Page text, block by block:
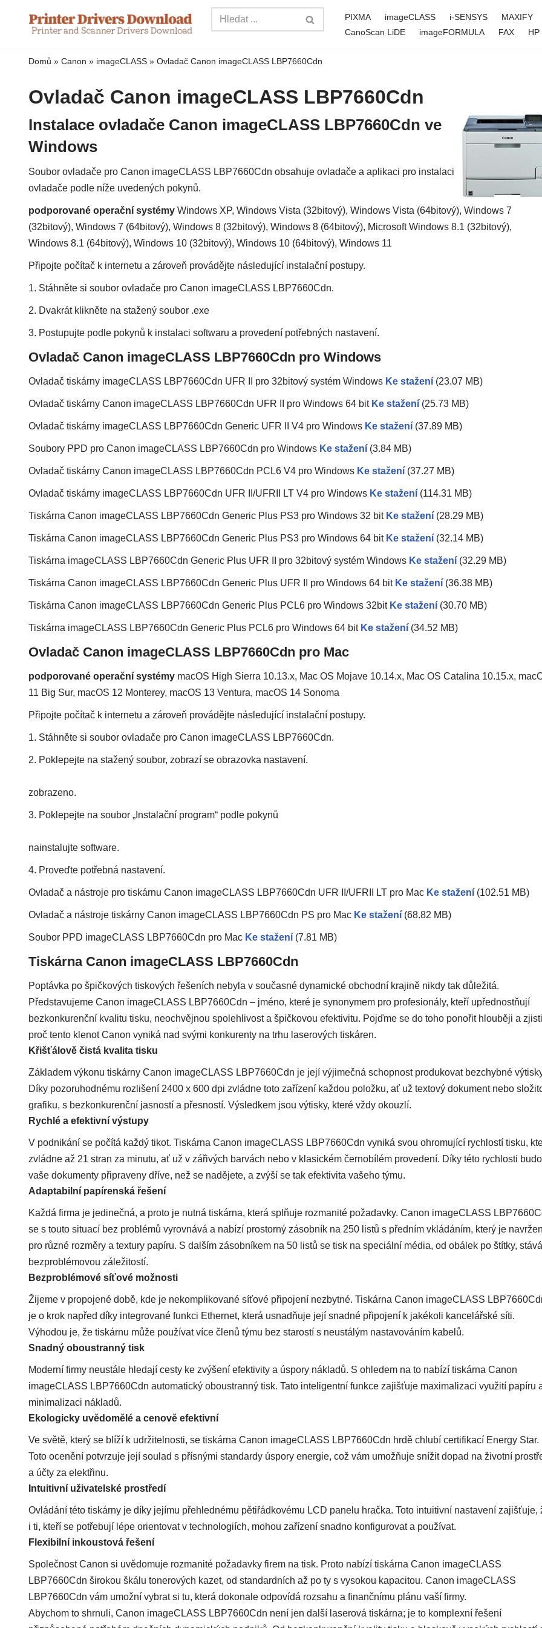
obsah
PIXMA imageCLASS i-SENSYS
MAXIFY
CanoScan LiDE
imageFORMULA FAX HP
Domů » Canon » imageCLASS » Ovladač Canon imageCLASS LBP7660Cdn
Ovladač Canon imageCLASS LBP7660Cdn
Instalace ovladače Canon imageCLASS LBP7660Cdn ve
Windows
Soubor ovladače pro Canon imageCLASS LBP7660Cdn obsahuje ovladače a aplikaci pro instalaci
ovladače podle níže uvedených pokynů.
podporované operační systémy Windows XP, Windows Vista (32bitový), Windows Vista (64bitový), Windows 7
(32bitový), Windows 7 (64bitový), Windows 8 (32bitový), Windows 8 (64bitový), Microsoft Windows 8.1 (32bitový),
Windows 8.1 (64bitový), Windows 10 (32bitový), Windows 10 (64bitový), Windows 11
Připojte počítač k internetu a zároveň provádějte následující instalační postupy.
1. Stáhněte si soubor ovladače pro Canon imageCLASS LBP7660Cdn.
2. Dvakrát klikněte na stažený soubor .exe
3. Postupujte podle pokynů k instalaci softwaru a provedení potřebných nastavení.
Ovladač Canon imageCLASS LBP7660Cdn pro Windows
Ovladač tiskárny imageCLASS LBP7660Cdn UFR II pro 32bitový systém Windows Ke stažení (23.07 MB)
Ovladač tiskárny Canon imageCLASS LBP7660Cdn UFR II pro Windows 64 bit Ke stažení (25.73 MB)
Ovladač tiskárny imageCLASS LBP7660Cdn Generic UFR II V4 pro Windows Ke stažení (37.89 MB)
Soubory PPD pro Canon imageCLASS LBP7660Cdn pro Windows Ke stažení (3.84 MB)
Ovladač tiskárny Canon imageCLASS LBP7660Cdn PCL6 V4 pro Windows Ke stažení (37.27 MB)
Ovladač tiskárny imageCLASS LBP7660Cdn UFR II/UFRII LT V4 pro Windows Ke stažení (114.31 MB)
Tiskárna Canon imageCLASS LBP7660Cdn Generic Plus PS3 pro Windows 32 bit Ke stažení (28.29 MB)
Tiskárna Canon imageCLASS LBP7660Cdn Generic Plus PS3 pro Windows 64 bit Ke stažení (32.14 MB)
Tiskárna imageCLASS LBP7660Cdn Generic Plus UFR II pro 32bitový systém Windows Ke stažení (32.29 MB)
Tiskárna Canon imageCLASS LBP7660Cdn Generic Plus UFR II pro Windows 64 bit Ke stažení (36.38 MB)
Tiskárna Canon imageCLASS LBP7660Cdn Generic Plus PCL6 pro Windows 32bit Ke stažení (30.70 MB)
Tiskárna imageCLASS LBP7660Cdn Generic Plus PCL6 pro Windows 64 bit Ke stažení (34.52 MB)
Ovladač Canon imageCLASS LBP7660Cdn pro Mac
podporované operační systémy macOS High Sierra 10.13.x, Mac OS Mojave 10.14.x, Mac OS Catalina 10.15.x,
11 Big Sur, macOS 12 Monterey, macOS 13 Ventura, macOS 14 Sonoma
Připojte počítač k internetu a zároveň provádějte následující instalační postupy.
1. Stáhněte si soubor ovladače pro Canon imageCLASS LBP7660Cdn.
2. Poklepejte na stažený soubor, zobrazí se obrazovka nastavení.
zobrazeno.
3. Poklepejte na soubor „Instalační program“ podle pokynů
nainstalujte software.
4. Proveďte potřebná nastavení.
Ovladač a nástroje pro tiskárnu Canon imageCLASS LBP7660Cdn UFR II/UFRII LT pro Mac Ke stažení (102.51 MB)
Ovladač a nástroje tiskárny Canon imageCLASS LBP7660Cdn PS pro Mac Ke stažení (68.82 MB)
Soubor PPD imageCLASS LBP7660Cdn pro Mac Ke stažení (7.81 MB)
Tiskárna Canon imageCLASS LBP7660Cdn
Poptávka po špičkových tiskových řešeních nebyla v současné dynamické obchodní krajině nikdy tak důležitá.
Představujeme Canon imageCLASS LBP7660Cdn – jméno, které je synonymem pro profesionály, kteří upřednostňují
bezkonkurenční kvalitu tisku, neochvějnou spolehlivost a špičkovou efektivitu. Pojďme se do toho ponořit hlouběji a
proč tento klenot Canon vyniká nad svými konkurenty na trhu laserových tiskáren.
Křišťálově čistá kvalita tisku
Základem výkonu tiskárny Canon imageCLASS LBP7660Cdn je její výjimečná schopnost produkovat bezchybné
Díky pozoruhodnému rozlišení 2400 x 600 dpi zvládne toto zařízení každou položku, ať už textový dokument nebo
grafiku, s bezkonkurenční jasností a přesností. Výsledkem jsou výtisky, které vždy okouzlí.
Rychlé a efektivní výstupy
V podnikání se počítá každý tikot. Tiskárna Canon imageCLASS LBP7660Cdn vyniká svou ohromující rychlostí tisku,
zvládne až 21 stran za minutu, ať už v zářivých barvách nebo v klasickém černobílém provedení. Díky této rychlosti
vaše dokumenty připraveny dříve, než se nadějete, a zvýší se tak efektivita vašeho týmu.
Adaptabilní papírenská řešení
Každá firma je jedinečná, a proto je nutná tiskárna, která splňuje rozmanité požadavky. Canon imageCLASS
se s touto situací bez problémů vyrovnává a nabízí prostorný zásobník na 250 listů s předním vkládáním, který je
pro různé rozměry a textury papíru. S dalším zásobníkem na 50 listů se tisk na speciální média, od obálek po štítky, stává
bezproblémovou záležitostí.
Bezproblémové síťové možnosti
Žijeme v propojené době, kde je nekomplikované síťové připojení nezbytné. Tiskárna Canon imageCLASS
je o krok napřed díky integrované funkci Ethernet, která usnadňuje její snadné připojení k jakékoli kancelářské síti.
Výhodou je, že tiskárnu může používat více členů týmu bez starostí s neustálým nastavováním kabelů.
Snadný oboustranný tisk
Moderní firmy neustále hledají cesty ke zvýšení efektivity a úspory nákladů. S ohledem na to nabízí tiskárna Canon
imageCLASS LBP7660Cdn automatický oboustranný tisk. Tato inteligentní funkce zajišťuje maximalizaci využití papíru
minimalizaci nákladů.
Ekologicky uvědomělé a cenově efektivní
Ve světě, který se blíží k udržitelnosti, se tiskárna Canon imageCLASS LBP7660Cdn hrdě chlubí certifikací Energy Star.
Toto ocenění potvrzuje její soulad s přísnými standardy úspory energie, což vám umožňuje snížit dopad na životní
a účty za elektřinu.
Intuitivní uživatelské prostředí
Ovládání této tiskárny je díky jejímu přehlednému pětiřádkovému LCD panelu hračka. Toto intuitivní nastavení zajišťuje,
i ti, kteří se potřebují lépe orientovat v technologiích, mohou zařízení snadno konfigurovat a používat.
Flexibilní inkoustová řešení
Společnost Canon si uvědomuje rozmanité požadavky firem na tisk. Proto nabízí tiskárna Canon imageCLASS
LBP7660Cdn širokou škálu tonerových kazet, od standardních až po ty s vysokou kapacitou. Canon imageCLASS
LBP7660Cdn vám umožní vybrat si tu, která dokonale odpovídá rozsahu a finančnímu plánu vaší firmy.
Abychom to shrnuli, Canon imageCLASS LBP7660Cdn není jen další laserová tiskárna; je to komplexní řešení